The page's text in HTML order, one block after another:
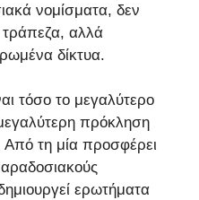
νομίσματα, δεν
τράπεζα, αλλά
δίκτυα.
τόσο το μεγαλύτερο
πρόκληση
τη μία προσφέρει
ερωτήματα